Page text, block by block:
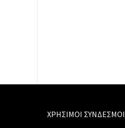
ΧΡΉΣΙΜΟΙ ΣΎΝΔΕΣΜΟΙ